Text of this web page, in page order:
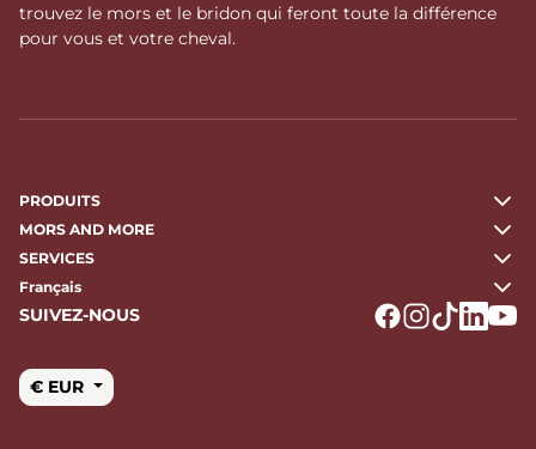
trouvez le mors et le bridon qui feront toute la différence
pour vous et votre cheval.
PRODUITS
MORS AND MORE
SERVICES
Français
SUIVEZ-NOUS
€ EUR